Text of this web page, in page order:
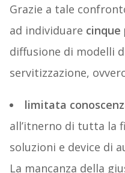
Grazie a tale
ad individuare cinque
diffusione di modelli
servitizzazione,
limitata
all’itnerno di tutta la
soluzioni e device di
La mancanza della